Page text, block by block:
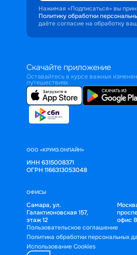
Нажимая «Подписаться» вы
Политику обработки
даёте согласие на обработку
Скачайте приложение
Оставайтесь в курсе важных
путешествиях
ООО «КРУИЗ.ОНЛАЙН»
ИНН 6315008371
ОГРН 1166313053048
ОФИСЫ
Самара, ул.
Галактионовская 157,
этаж 12
офис
Пользовательское соглашение
Политика обработки персональных
Использование Cookies